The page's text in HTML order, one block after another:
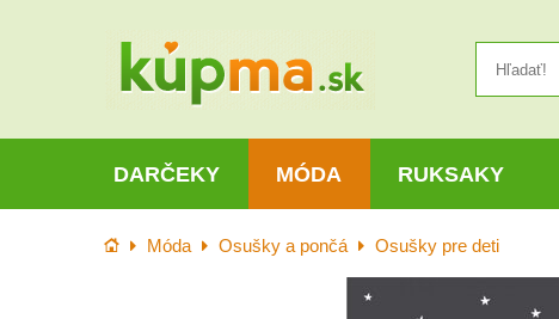
DARČEKY MÓDA RUKSAKY
Úvod Móda Osušky a pončá Osušky pre deti